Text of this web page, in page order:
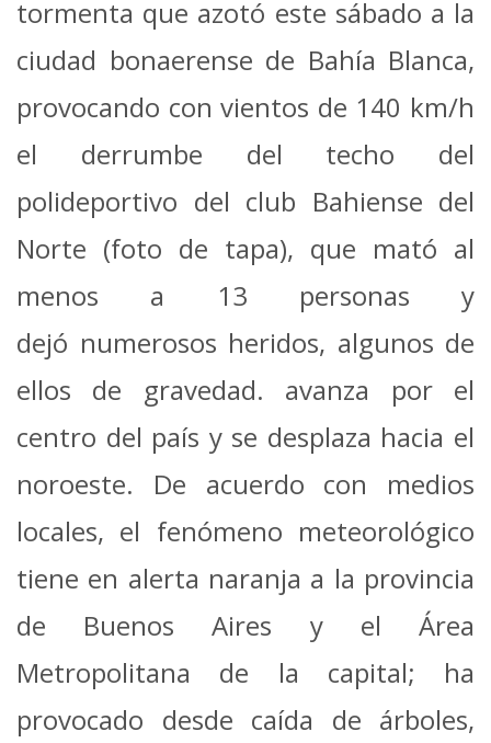
tormenta que azotó este sábado a la
ciudad bonaerense de Bahía Blanca,
provocando con vientos de 140 km/h
el derrumbe del techo del
polideportivo del club Bahiense del
Norte (foto de tapa), que mató al
menos a 13 personas y
dejó numerosos heridos, algunos de
ellos de gravedad. avanza por el
centro del país y se desplaza hacia el
noroeste. De acuerdo con medios
locales, el fenómeno meteorológico
tiene en alerta naranja a la provincia
de Buenos Aires y el Área
Metropolitana de la capital; ha
provocado desde caída de árboles,